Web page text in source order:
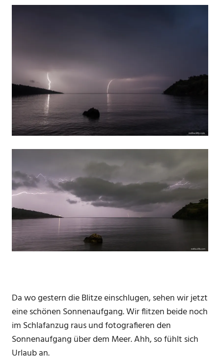
Da wo gestern die Blitze einschlugen, sehen wir jetzt
eine schönen Sonnenaufgang. Wir flitzen beide noch
im Schlafanzug raus und fotografieren den
Sonnenaufgang über dem Meer. Ahh, so fühlt sich
Urlaub an.